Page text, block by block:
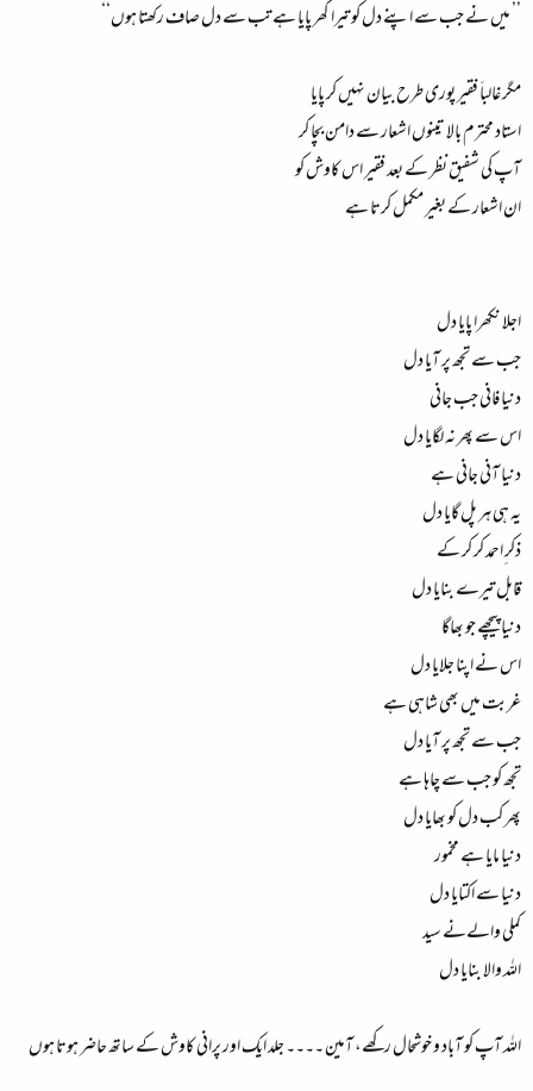
’’ میں نے جب سے اپنے دل کو تیرا گھر پایا ہے تب سے دل صاف رکھتا ہوں‘‘
مگر غالباَ فقیر پوری طرح بیان نہیں کر پایا
استاد محترم بالا تینوں اشعار سے دامن بچا کر
آپ کی شفیق نظر کے بعد فقیر اس کاوش کو
ان اشعار کے بغیر مکمل کرتا ہے
اجلا نکھرا پایا دل
جب سے تجھ پر آیا دل
دنیا فانی جب جانی
اس سے پھر نہ لگایا دل
دنیا آنی جانی ہے
یہ ہی ہر پل گایا دل
ذکر ِاحمد کر کر کے
قابل تیرے بنایا دل
دنیا پیچھے جو بھاگا
اس نے اپنا جلایا دل
غربت میں بھی شاہی ہے
جب سے تجھ پر آیا دل
تجھ کو جب سے چاہا ہے
پھر کب دل کو بھایا دل
دنیا مایا ہے مخمور
دنیا سے اکتایا دل
کملی والےنے سید
اللہ والا بنایا دل
اللہ آپ کو آباد و خوشحال رکھے، آمین ۔۔۔۔ جلد ایک اور پرانی کاوش کے ساتھ حاضر ہوتا ہوں